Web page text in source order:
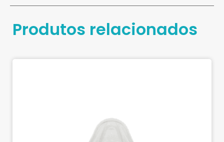
Produtos relacionados